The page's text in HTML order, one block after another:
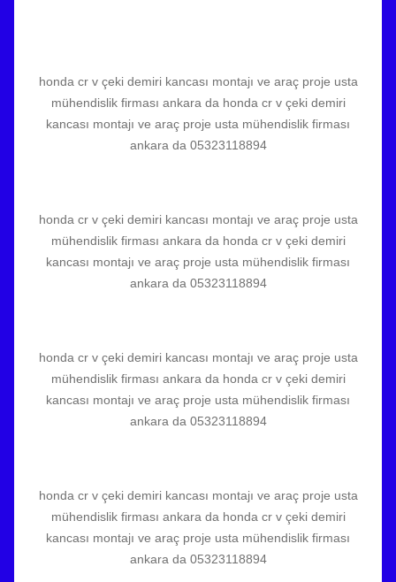
honda cr v çeki demiri kancası montajı ve araç proje usta
mühendislik firması ankara da honda cr v çeki demiri
kancası montajı ve araç proje usta mühendislik firması
ankara da 05323118894
honda cr v çeki demiri kancası montajı ve araç proje usta
mühendislik firması ankara da honda cr v çeki demiri
kancası montajı ve araç proje usta mühendislik firması
ankara da 05323118894
honda cr v çeki demiri kancası montajı ve araç proje usta
mühendislik firması ankara da honda cr v çeki demiri
kancası montajı ve araç proje usta mühendislik firması
ankara da 05323118894
honda cr v çeki demiri kancası montajı ve araç proje usta
mühendislik firması ankara da honda cr v çeki demiri
kancası montajı ve araç proje usta mühendislik firması
ankara da 05323118894